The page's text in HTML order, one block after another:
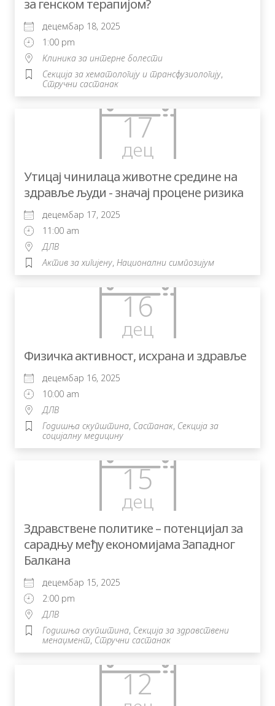
за генском терапијом?
децембар 18, 2025
1:00 pm
Клиника за интерне болести
Секција за хематологију и трансфузиологију,
Стручни састанак
17
дец
Утицај чинилаца животне средине на
здравље људи - значај процене ризика
децембар 17, 2025
11:00 am
ДЛВ
Актив за хигијену, Национални симпозијум
16
дец
Физичка активност, исхрана и здравље
децембар 16, 2025
10:00 am
ДЛВ
Годишња скупштина, Састанак, Секција за
социјалну медицину
15
дец
Здравствене политике – потенцијал за
сарадњу међу економијама Западног
Балкана
децембар 15, 2025
2:00 pm
ДЛВ
Годишња скупштина, Секција за здравствени
менаџмент, Стручни састанак
12